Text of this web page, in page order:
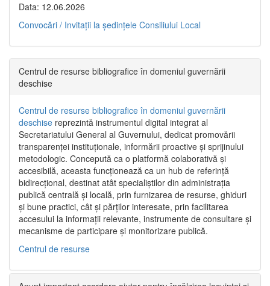
Data: 12.06.2026
Convocări / Invitaţii la şedinţele Consiliului Local
Centrul de resurse bibliografice în domeniul guvernării
deschise
Centrul de resurse bibliografice în domeniul guvernării
deschise reprezintă instrumentul digital integrat al
Secretariatului General al Guvernului, dedicat promovării
transparenței instituționale, informării proactive și sprijinului
metodologic. Concepută ca o platformă colaborativă și
accesibilă, aceasta funcționează ca un hub de referință
bidirecțional, destinat atât specialiștilor din administrația
publică centrală și locală, prin furnizarea de resurse, ghiduri
și bune practici, cât și părților interesate, prin facilitarea
accesului la informații relevante, instrumente de consultare și
mecanisme de participare și monitorizare publică.
Centrul de resurse